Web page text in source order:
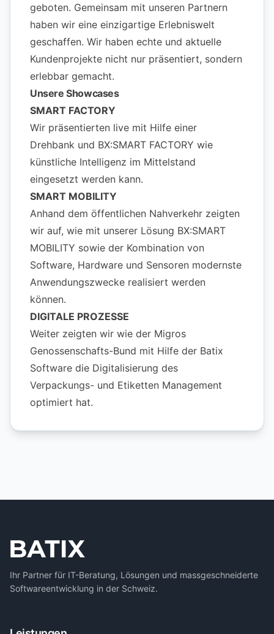
geboten. Gemeinsam mit unseren Partnern
haben wir eine einzigartige Erlebniswelt
geschaffen. Wir haben echte und aktuelle
Kundenprojekte nicht nur präsentiert, sondern
erlebbar gemacht.
Unsere Showcases
SMART FACTORY
Wir präsentierten live mit Hilfe einer
Drehbank und BX:SMART FACTORY wie
künstliche Intelligenz im Mittelstand
eingesetzt werden kann.
SMART MOBILITY
Anhand dem öffentlichen Nahverkehr zeigten
wir auf, wie mit unserer Lösung BX:SMART
MOBILITY sowie der Kombination von
Software, Hardware und Sensoren modernste
Anwendungszwecke realisiert werden
können.
DIGITALE PROZESSE
Weiter zeigten wir wie der Migros
Genossenschafts-Bund mit Hilfe der Batix
Software die Digitalisierung des
Verpackungs- und Etiketten Management
optimiert hat.
Ihr Partner für IT-Beratung, Lösungen und massgeschneiderte
Softwareentwicklung in der Schweiz.